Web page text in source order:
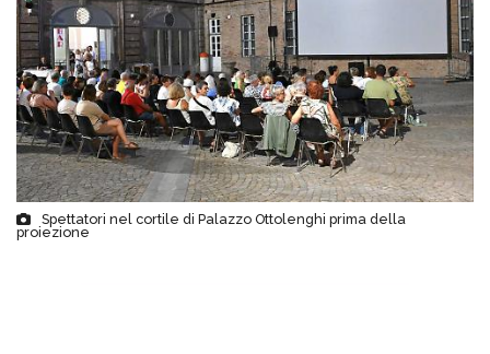
Spettatori nel cortile di Palazzo Ottolenghi prima della
proiezione